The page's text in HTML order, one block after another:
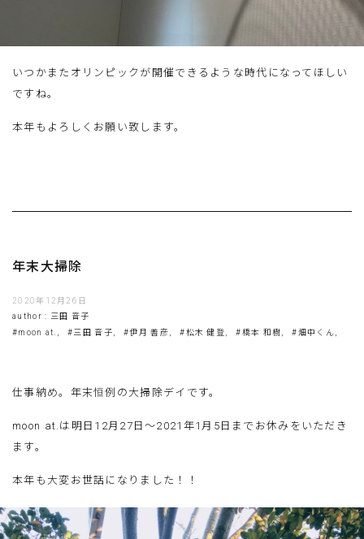
いつかまたオリンピックが開催できるような時代になってほしい
ですね。
本年もよろしくお願い致します。
年末大掃除
2020年12月26日
author : 三田 音子
#moon at.,
#三田 音子, #伊月 善彦, #松木 健登, #橋本 和樹, #畑中くん,
仕事納め。年末恒例の大掃除デイです。
moon at.は明日12月27日〜2021年1月5日までお休みをいただき
ます。
本年も大変お世話になりました！！